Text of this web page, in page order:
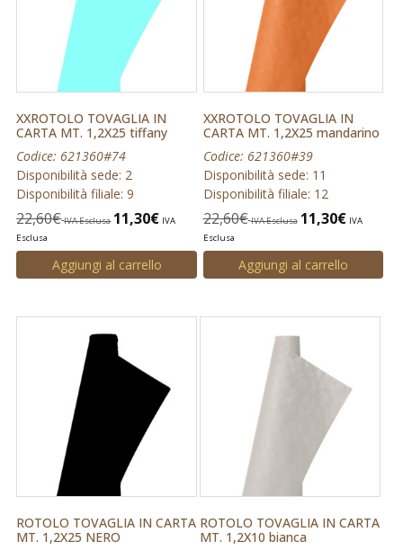
XXROTOLO TOVAGLIA IN
CARTA MT. 1,2X25 tiffany
Codice: 621360#74
Disponibilità sede: 2
Disponibilità filiale: 9
22,60€ IVA Esclusa 11,30€ IVA
Esclusa
Aggiungi al carrello
XXROTOLO TOVAGLIA IN
CARTA MT. 1,2X25 mandarino
Codice: 621360#39
Disponibilità sede: 11
Disponibilità filiale: 12
22,60€ IVA Esclusa 11,30€ IVA
Esclusa
Aggiungi al carrello
ROTOLO TOVAGLIA IN CARTA
MT. 1,2X25 NERO
ROTOLO TOVAGLIA IN CARTA
MT. 1,2X10 bianca